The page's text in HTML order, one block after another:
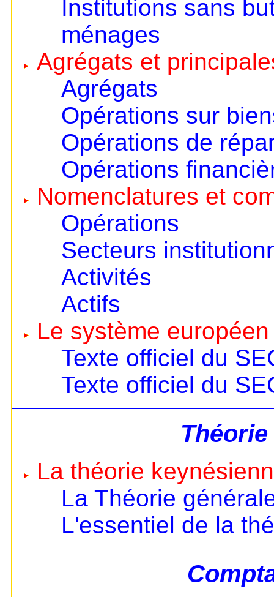
Institutions sans
ménages
Agrégats et
Agrégats
Opérations sur
Opérations de
Opérations
Nomenclatures et
Opérations
Secteurs
Activités
Actifs
Le système
Texte officiel du
Texte officiel du
La théorie
La Théorie
L'essentiel de la